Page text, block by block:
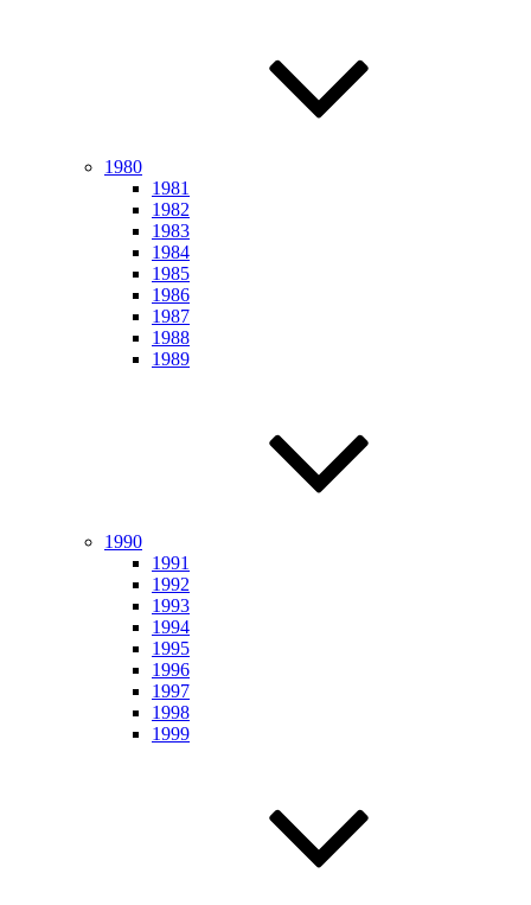
1980
1981
1982
1983
1984
1985
1986
1987
1988
1989
1990
1991
1992
1993
1994
1995
1996
1997
1998
1999